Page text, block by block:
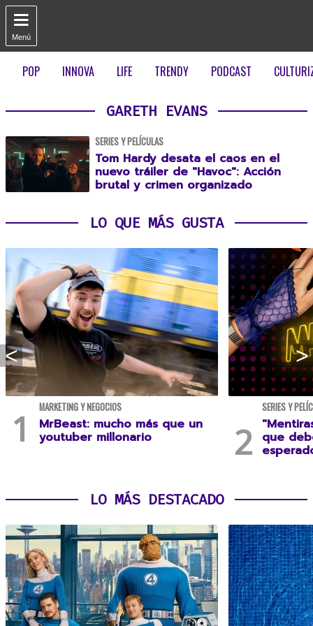

Menú
POP INNOVA LIFE TRENDY PODCAST
GARETH EVANS
SERIES Y PELÍCULAS
Tom Hardy desata el caos en el
nuevo tráiler de "Havoc": Acción
brutal y crimen organizado
LO QUE MÁS GUSTA
MARKETING Y NEGOCIOS
MrBeast: mucho más que un
youtuber millonario
SERIES Y
que
LO MÁS DESTACADO